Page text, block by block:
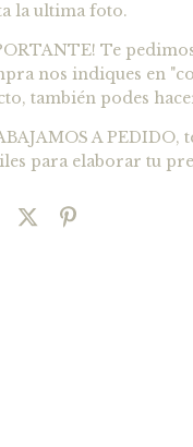
la ultima foto.
Te
nos indiques en
también podes
A PEDIDO,
para elaborar tu